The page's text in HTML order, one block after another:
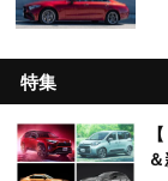
特集